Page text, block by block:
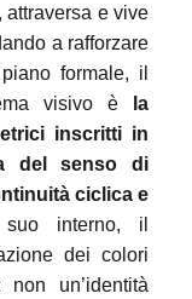
attraversa e vive
a rafforzare
formale, il
visivo è
la
inscritti in
del senso di
ciclica e
interno, il
dei colori
un’identità